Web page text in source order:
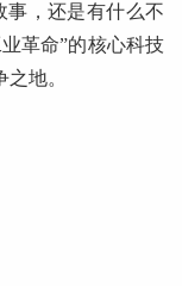
事，还是有什么不
革命”的核心科技
地。